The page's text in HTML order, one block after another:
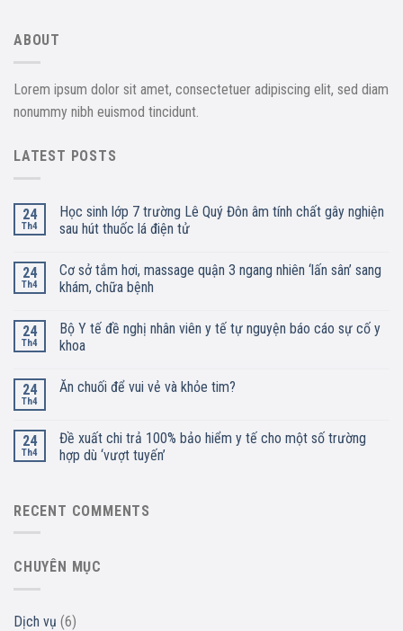
ABOUT
Lorem ipsum dolor sit amet, consectetuer adipiscing elit, sed diam
nonummy nibh euismod tincidunt.
LATEST POSTS
24
Th4
Học sinh lớp 7 trường Lê Quý Đôn âm tính chất gây nghiện
sau hút thuốc lá điện tử
24
Th4
Cơ sở tắm hơi, massage quận 3 ngang nhiên ‘lấn sân’ sang
khám, chữa bệnh
24
Th4
Bộ Y tế đề nghị nhân viên y tế tự nguyện báo cáo sự cố y
khoa
24
Th4
Ăn chuối để vui vẻ và khỏe tim?
24
Th4
Đề xuất chi trả 100% bảo hiểm y tế cho một số trường
hợp dù ‘vượt tuyến’
RECENT COMMENTS
CHUYÊN MỤC
Dịch vụ (6)